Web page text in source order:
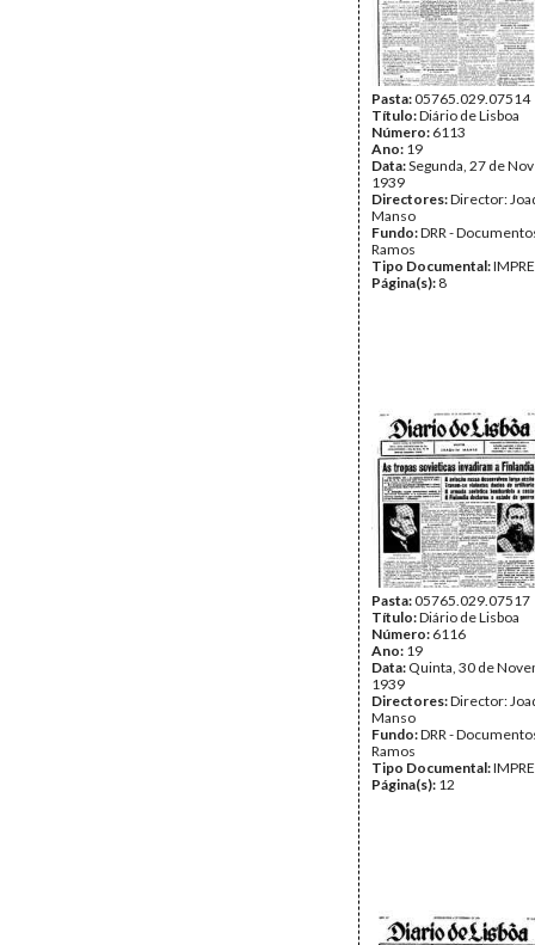
Pasta:05765.029.07514
Título:Diário de Lisboa
Número: 6113
Ano: 19
Data:Segunda, 27 de
1939
Directores:Director:
Manso
Fundo:DRR -
Ramos
Tipo Documental:
Página(s): 8
Pasta:05765.029.07517
Título:Diário de Lisboa
Número: 6116
Ano: 19
Data: Quinta, 30 de
1939
Directores:Director:
Manso
Fundo:DRR -
Ramos
Tipo Documental:
Página(s): 12